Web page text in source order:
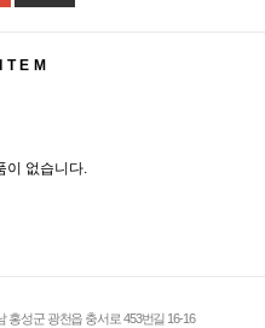
이 없습니다.
홍성군 광천읍 충서로 453번길 16-16